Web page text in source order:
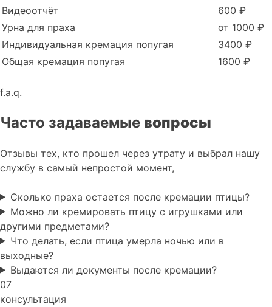
Видеоотчёт
600 ₽
Урна для праха
от 1000 ₽
Индивидуальная кремация попугая
3400 ₽
Общая кремация попугая
1600 ₽
f.a.q.
Часто задаваемые вопросы
Отзывы тех, кто прошел через утрату и выбрал нашу
службу в самый непростой момент,
Сколько праха остается после кремации птицы?
Можно ли кремировать птицу с игрушками или
другими предметами?
Что делать, если птица умерла ночью или в
выходные?
Выдаются ли документы после кремации?
07
консультация